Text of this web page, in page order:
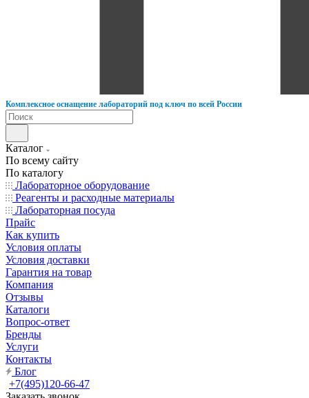
Комплексное оснащение лабораторий под ключ по всей России
Каталог
По всему сайту
По каталогу
Лабораторное оборудование
Реагенты и расходные материалы
Лабораторная посуда
Прайс
Как купить
Условия оплаты
Условия доставки
Гарантия на товар
Компания
Отзывы
Каталоги
Вопрос-ответ
Бренды
Услуги
Контакты
Блог
+7(495)120-66-47